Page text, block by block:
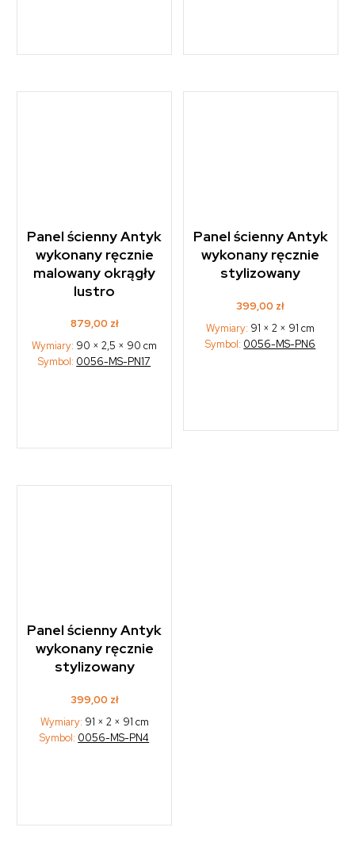
Panel ścienny Antyk
wykonany ręcznie
malowany okrągły
lustro
879,00 zł
Wymiary: 90 × 2,5 × 90 cm
Symbol: 0056-MS-PN17
Panel ścienny Antyk
wykonany ręcznie
stylizowany
399,00 zł
Wymiary: 91 × 2 × 91 cm
Symbol: 0056-MS-PN6
Panel ścienny Antyk
wykonany ręcznie
stylizowany
399,00 zł
Wymiary: 91 × 2 × 91 cm
Symbol: 0056-MS-PN4